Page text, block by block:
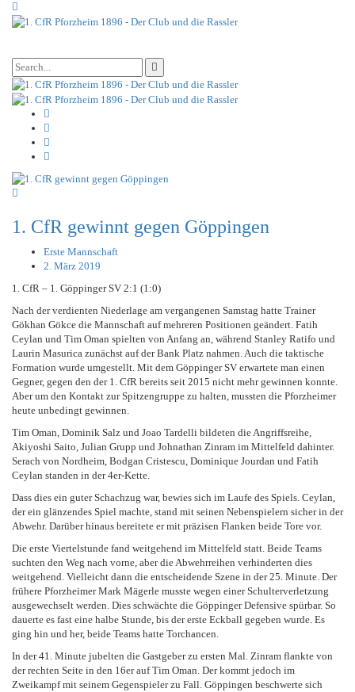
1. CfR gewinnt gegen Göppingen
Erste Mannschaft
2. März 2019
1. CfR – 1. Göppinger SV 2:1 (1:0)
Nach der verdienten Niederlage am vergangenen Samstag hatte Trainer
Gökhan Gökce die Mannschaft auf mehreren Positionen geändert. Fatih
Ceylan und Tim Oman spielten von Anfang an, während Stanley Ratifo und
Laurin Masurica zunächst auf der Bank Platz nahmen. Auch die taktische
Formation wurde umgestellt. Mit dem Göppinger SV erwartete man einen
Gegner, gegen den der 1. CfR bereits seit 2015 nicht mehr gewinnen konnte.
Aber um den Kontakt zur Spitzengruppe zu halten, mussten die Pforzheimer
heute unbedingt gewinnen.
Tim Oman, Dominik Salz und Joao Tardelli bildeten die Angriffsreihe,
Akiyoshi Saito, Julian Grupp und Johnathan Zinram im Mittelfeld dahinter.
Serach von Nordheim, Bodgan Cristescu, Dominique Jourdan und Fatih
Ceylan standen in der 4er-Kette.
Dass dies ein guter Schachzug war, bewies sich im Laufe des Spiels. Ceylan,
der ein glänzendes Spiel machte, stand mit seinen Nebenspielern sicher in der
Abwehr. Darüber hinaus bereitete er mit präzisen Flanken beide Tore vor.
Die erste Viertelstunde fand weitgehend im Mittelfeld statt. Beide Teams
suchten den Weg nach vorne, aber die Abwehrreihen verhinderten dies
weitgehend. Vielleicht dann die entscheidende Szene in der 25. Minute. Der
frühere Pforzheimer Mark Mägerle musste wegen einer Schulterverletzung
ausgewechselt werden. Dies schwächte die Göppinger Defensive spürbar. So
dauerte es fast eine halbe Stunde, bis der erste Eckball gegeben wurde. Es
ging hin und her, beide Teams hatte Torchancen.
In der 41. Minute jubelten die Gastgeber zu ersten Mal. Zinram flankte von
der rechten Seite in den 16er auf Tim Oman. Der kommt jedoch im
Zweikampf mit seinem Gegenspieler zu Fall. Göppingen beschwerte sich